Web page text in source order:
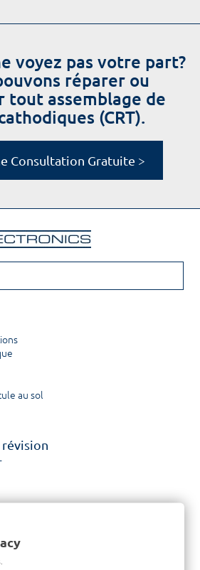
voyez pas votre part?
réparer ou
tout assemblage de
(CRT).
Consultation Gratuite >
au sol